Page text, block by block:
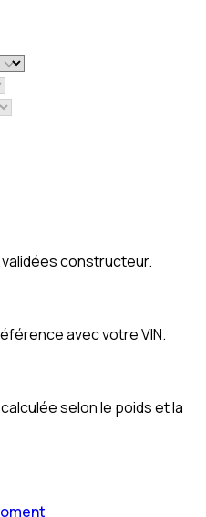
constructeur.
avec votre VIN.
selon le poids et la